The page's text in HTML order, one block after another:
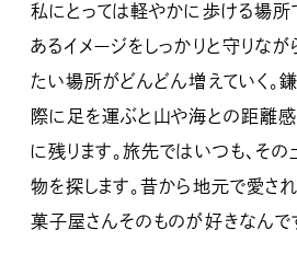
私にとっては軽やかに歩ける場所
あるイメージをしっかりと守りな
たい場所がどんどん増えていく。
際に足を運ぶと山や海との距離
に残ります。旅先ではいつも、そ
物を探します。昔から地元で愛さ
菓子屋さんそのものが好きなんで